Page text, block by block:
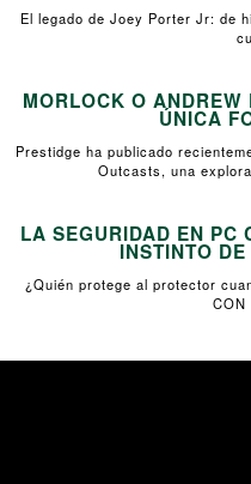
El legado de Joey Porter Jr: de
MORLOCK O
ÚNICA
Prestidge ha publicado
Outcasts, una
LA SEGURIDAD EN PC
INSTINTO
¿Quién protege al protector